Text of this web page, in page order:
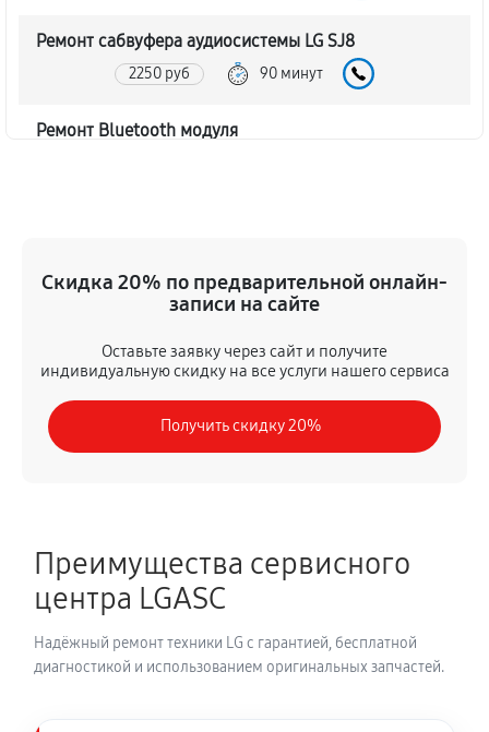
Ремонт сабвуфера аудиосистемы LG SJ8
2250 руб 90 минут
Ремонт Bluetooth модуля
Замена шлейфа аудиосистемы LG SJ8
50 минут
Замена разъема питания
900 руб 40 минут
Замена динамика аудиосистемы LG SJ8
1350 руб
Обновление ПО аудиосистемы LG SJ8
Скидка 20% по предварительной онлайн-
записи на сайте
Оставьте заявку через сайт и получите
индивидуальную скидку на все услуги нашего сервиса
Получить скидку 20%
Преимущества сервисного
центра LGASC
Надёжный ремонт техники LG с гарантией, бесплатной
диагностикой и использованием оригинальных запчастей.